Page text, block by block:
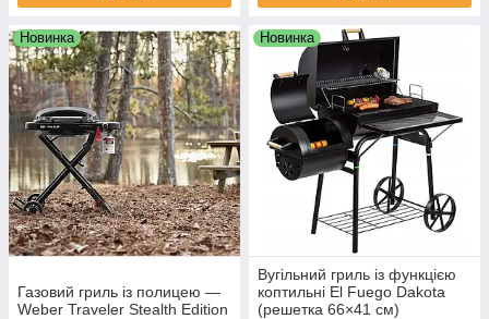
Новинка
Газовий гриль із полицею —
Weber Traveler Stealth Edition
Новинка
Вугільний гриль із функцією
коптильні El Fuego Dakota
(решетка 66×41 см)